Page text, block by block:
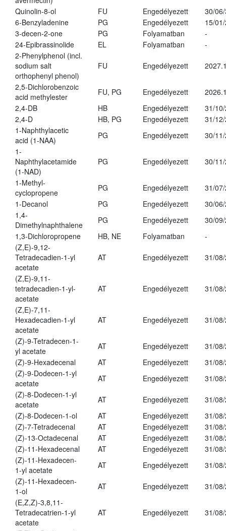
Quinolin-8-ol
FU Engedélyezett
30/
6-Benzyladenine
PG Engedélyezett
15/
3-decen-2-one
PG Folyamatban
-
24-Epibrassinolide
EL Folyamatban
-
2-Phenylphenol (incl.
sodium salt
orthophenyl phenol)
FU Engedélyezett
2,5-Dichlorobenzoic
acid methylester
FU, PG Engedélyezett
2,4-DB
HB Engedélyezett
31/
2,4-D
HB, PG Engedélyezett
31/
1-Naphthylacetic
acid (1-NAA)
PG Engedélyezett
30/
1-
Naphthylacetamide
(1-NAD)
PG Engedélyezett 30/
1-Methyl-
cyclopropene
PG Engedélyezett
31/
1-Decanol
PG Engedélyezett
30/
1,4-
Dimethylnaphthalene
PG Engedélyezett
30/
1,3-Dichloropropene
HB, NE Folyamatban
-
(Z,E)-9,12-
Tetradecadien-1-yl
acetate
AT Engedélyezett 31/
(Z,E)-9,11-
tetradecadien-1-yl-
acetate
AT Engedélyezett 31/
(Z,E)-7,11-
Hexadecadien-1-yl
acetate
AT Engedélyezett 31/
(Z)-9-Tetradecen-1-
yl acetate
AT Engedélyezett
31/
(Z)-9-Hexadecenal
AT Engedélyezett
31/
(Z)-9-Dodecen-1-yl
acetate
AT Engedélyezett
31/
(Z)-8-Dodecen-1-yl
acetate
AT Engedélyezett
31/
(Z)-8-Dodecen-1-ol
AT Engedélyezett
31/
(Z)-7-Tetradecenal
AT Engedélyezett
31/
(Z)-13-Octadecenal
AT Engedélyezett
31/
(Z)-11-Hexadecenal
AT Engedélyezett
31/
(Z)-11-Hexadecen-
1-yl acetate
AT Engedélyezett
31/
(Z)-11-Hexadecen-
1-ol
AT Engedélyezett
31/
(E,Z,Z)-3,8,11-
Tetradecatrien-1-yl
acetate
AT Engedélyezett 31/